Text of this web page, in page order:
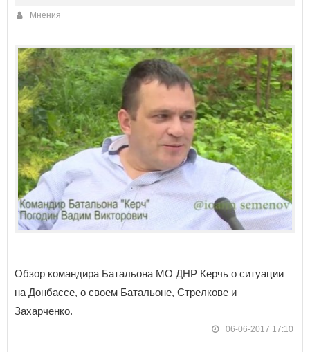
Мнения
Обзор командира Батальона МО ДНР Керчь о ситуации
на Донбассе, о своем Батальоне, Стрелкове и
Захарченко.
06-06-2017 17:10